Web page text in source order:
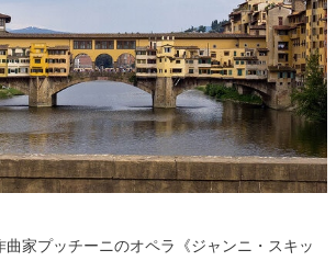
曲家プッチーニのオペラ《ジャンニ・スキッ